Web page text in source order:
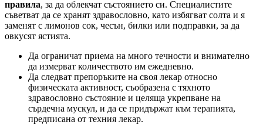
правила, за да облекчат състоянието си. Специалистите
съветват да се хранят здравословно, като избягват солта и я
заменят с лимонов сок, чесън, билки или подправки, за да
овкусят ястията.
Да ограничат приема на много течности и внимателно
да измерват количеството им ежедневно.
Да следват препоръките на своя лекар относно
физическата активност, съобразена с тяхното
здравословно състояние и целяща укрепване на
сърдечна мускул, и да се придържат към терапията,
предписана от техния лекар.